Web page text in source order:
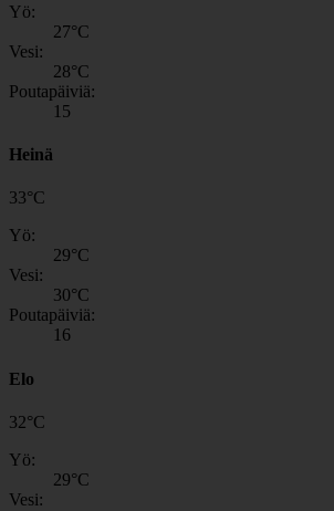
Yö:
27°C
Vesi:
28°C
Poutapäiviä:
15
Heinä
33°C
Yö:
29°C
Vesi:
30°C
Poutapäiviä:
16
Elo
32°C
Yö:
29°C
Vesi: